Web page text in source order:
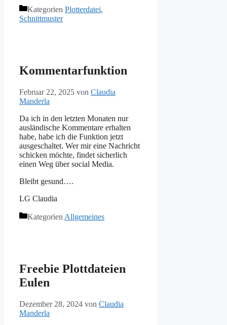
Kategorien Plotterdatei,
Schnittmuster
Kommentarfunktion
Februar 22, 2025 von Claudia
Manderla
Da ich in den letzten Monaten nur
ausländische Kommentare erhalten
habe, habe ich die Funktion jetzt
ausgeschaltet. Wer mir eine Nachricht
schicken möchte, findet sicherlich
einen Weg über social Media.
Bleibt gesund….
LG Claudia
Kategorien Allgemeines
Freebie Plottdateien
Eulen
Dezember 28, 2024 von Claudia
Manderla